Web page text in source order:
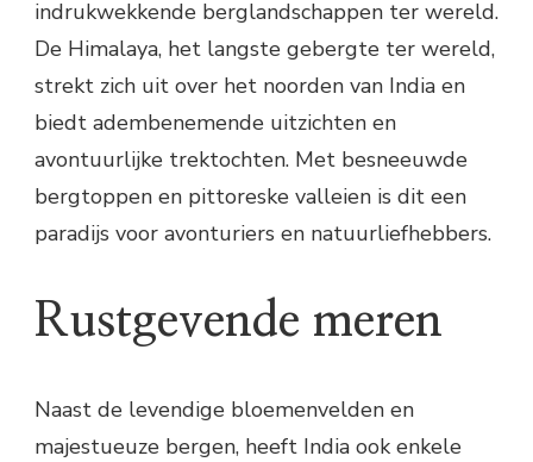
indrukwekkende berglandschappen ter wereld.
De Himalaya, het langste gebergte ter wereld,
strekt zich uit over het noorden van India en
biedt adembenemende uitzichten en
avontuurlijke trektochten. Met besneeuwde
bergtoppen en pittoreske valleien is dit een
paradijs voor avonturiers en natuurliefhebbers.
Rustgevende meren
Naast de levendige bloemenvelden en
majestueuze bergen, heeft India ook enkele